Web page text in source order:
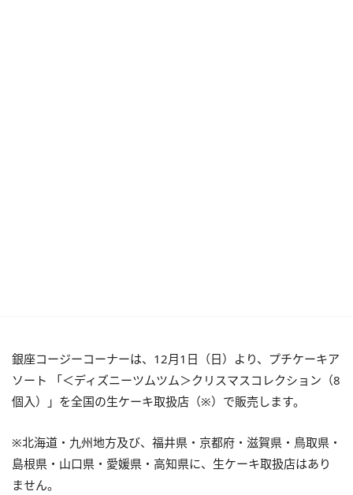
銀座コージーコーナーは、12月1日（日）より、プチケーキア
ソート 「＜ディズニーツムツム＞クリスマスコレクション（8
個入）」を全国の生ケーキ取扱店（※）で販売します。
※北海道・九州地方及び、福井県・京都府・滋賀県・鳥取県・
島根県・山口県・愛媛県・高知県に、生ケーキ取扱店はあり
ません。